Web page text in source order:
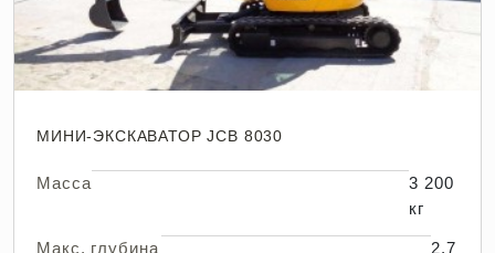
МИНИ-ЭКСКАВАТОР JCB 8030
Масса
3 200
кг
Макс. глубина
2,7